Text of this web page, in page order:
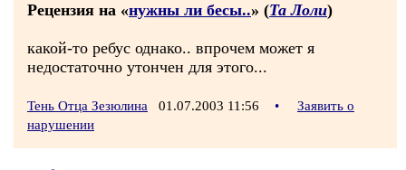
Рецензия на «нужны ли бесы..» (Та Лоли)
какой-то ребус однако.. впрочем может я
недостаточно утончен для этого...
Тень Отца Зезюлина 01.07.2003 11:56 •
Заявить о
нарушении